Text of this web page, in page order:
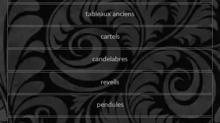
tableaux anciens
cartels
candelabres
reveils
pendules